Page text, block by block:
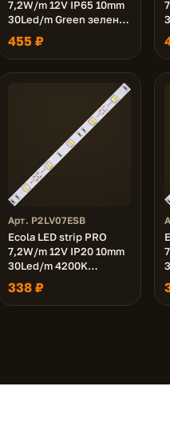
7,2W/m 12V IP65 10mm
30Led/m Green зеленая
светодиодная лента на
катушке 5м.
455 ₽
Арт. P2LV07ESB
Ecola LED strip PRO
7,2W/m 12V IP20 10mm
30Led/m 4200K
18Lm/LED 540Lm/m
светодиодная лента на
катушке 5м.
338 ₽